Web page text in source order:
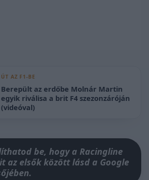
ÚT AZ F1-BE
Berepült az erdőbe Molnár Martin
egyik riválisa a brit F4 szezonzáróján
(videóval)
be, hogy a Racingline
az elsők között lásd a Google